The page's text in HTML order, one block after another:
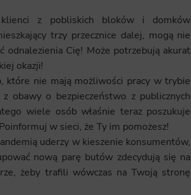
z pobliskich bloków i domków
trzy przecznice dalej, mogą nie
Cię! Może potrzebują akurat
okazji!
które nie mają możliwości pracy w trybie
obawy o bezpieczeństwo z publicznych
wiele osób właśnie teraz poszukuje
w sieci, że Ty im pomożesz!
uderzy w kieszenie konsumentów,
nową parę butów zdecydują się na
żeby trafili wówczas na Twoją stronę